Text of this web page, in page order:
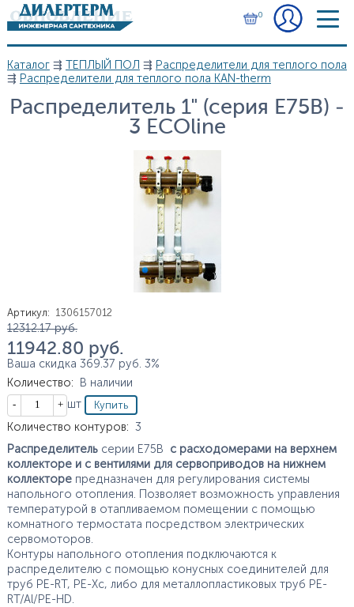
Перейти к основному содержанию
0
Вы здесь
Каталог⇶ ТЕПЛЫЙ ПОЛ ⇶ Распределители для теплого пола
⇶ Распределители для теплого пола KAN-therm
Распределитель 1" (серия E75B) -
3 ECOline
Артикул: 1306157012
Цена
12 312.17 руб.
11 942.80 руб.
Ваша скидка 369.37 руб. 3%
Количество:
В наличии
Кол-во
шт
Характеристики
Количество контуров: 3
Распределительсерии E75В с расходомерами на верхнем
коллекторе и с вентилями для сервоприводов на нижнем
коллекторепредназначен для регулирования системы
напольного отопления. Позволяет возможность управления
температурой в отапливаемом помещении с помощью
комнатного термостата посредством электрических
сервомоторов.
Контуры напольного отопления подключаются к
распределителю с помощью конусных соединителей для
труб PE-RT, PE-Xc, либо для металлопластиковых труб PE-
RT/Al/PE-HD.